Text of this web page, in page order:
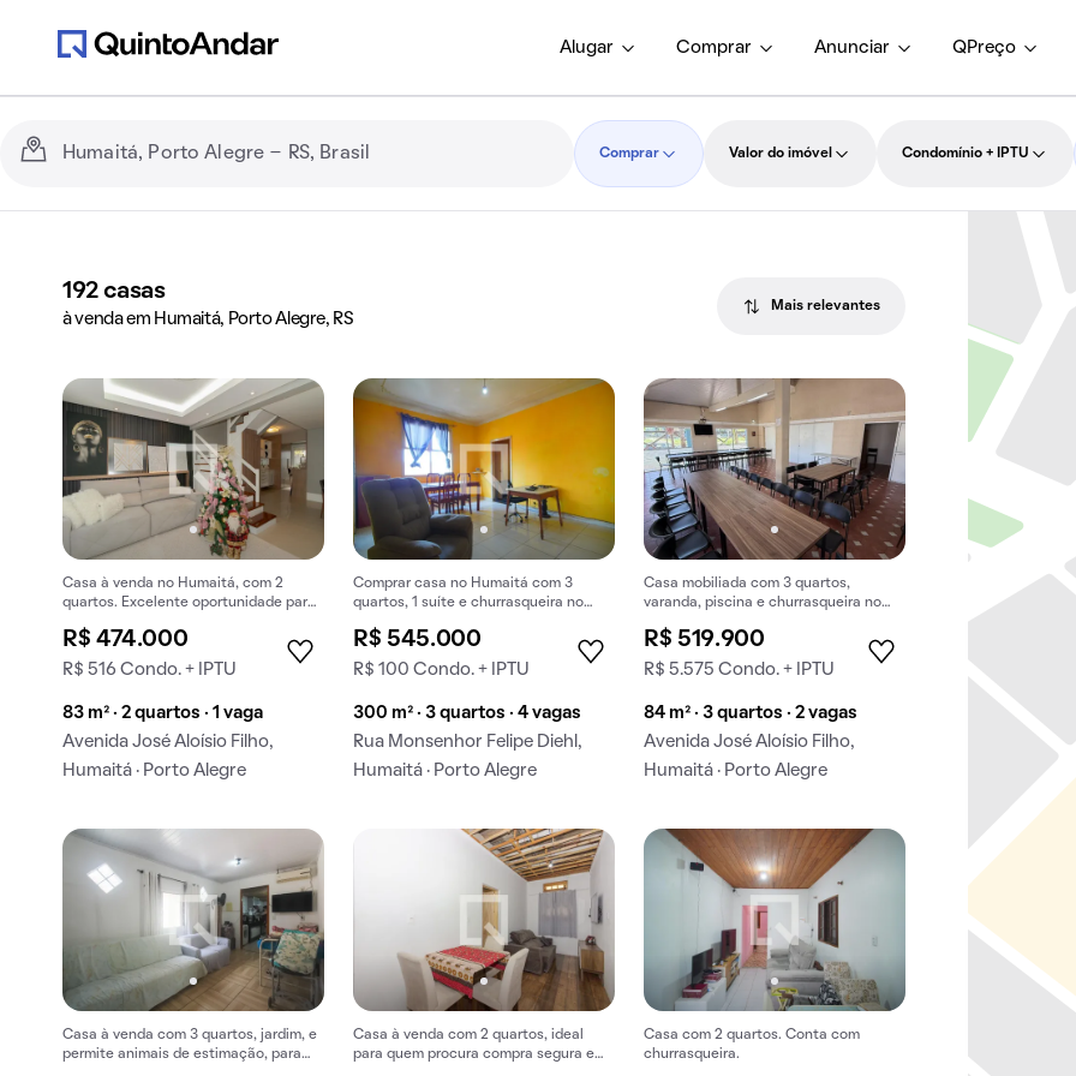
Alugar Comprar Anunciar QPreço
Comprar Valor do imóvel Condomínio + IPTU
192 casas
à venda em Humaitá, Porto Alegre, RS
Mais relevantes
Casa à venda no Humaitá, com 2
quartos. Excelente oportunidade para
R$ 474.000
R$ 516 Condo. + IPTU
83 m² · 2 quartos · 1 vaga
Avenida José Aloísio Filho,
Humaitá · Porto Alegre
Comprar casa no Humaitá com 3
quartos, 1 suíte e churrasqueira no
R$ 545.000
R$ 100 Condo. + IPTU
300 m² · 3 quartos · 4 vagas
Rua Monsenhor Felipe Diehl,
Humaitá · Porto Alegre
Casa mobiliada com 3 quartos,
varanda, piscina e churrasqueira no
R$ 519.900
R$ 5.575 Condo. + IPTU
84 m² · 3 quartos · 2 vagas
Avenida José Aloísio Filho,
Humaitá · Porto Alegre
Casa à venda com 3 quartos, jardim, e
permite animais de estimação, para
Casa à venda com 2 quartos, ideal
para quem procura compra segura e
Casa com 2 quartos. Conta com
churrasqueira.